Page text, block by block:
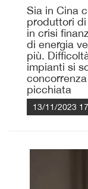
Sia in Cina
produttori
in crisi
di energia
più.
impianti si
picchiata
13/11/2023